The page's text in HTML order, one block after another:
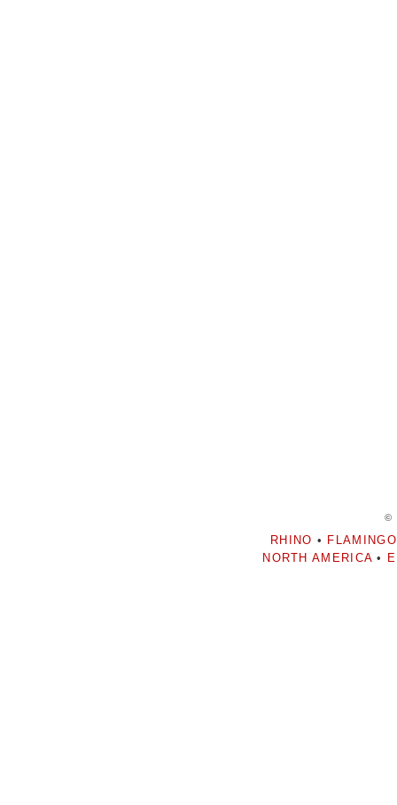
©
RHINO • FLAMINGO
NORTH AMERICA •